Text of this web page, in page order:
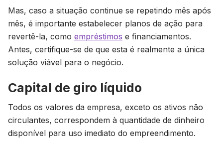
Mas, caso a situação continue se repetindo mês após
mês, é importante estabelecer planos de ação para
revertê-la, como empréstimos e financiamentos.
Antes, certifique-se de que esta é realmente a única
solução viável para o negócio.
Capital de giro líquido
Todos os valores da empresa, exceto os ativos não
circulantes, correspondem à quantidade de dinheiro
disponível para uso imediato do empreendimento.